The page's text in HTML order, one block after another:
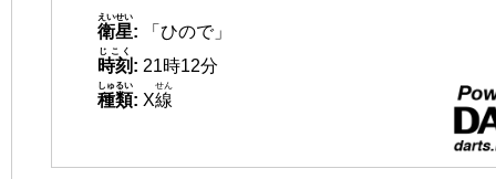
衛星
えいせい
:
「ひので」
時刻
じこく
: 21時12分
種類
しゅるい
: X線
せん